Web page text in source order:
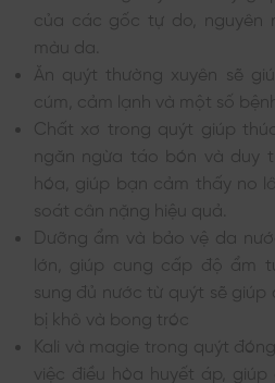
của các gốc tự do, nguyên
màu da.
Ăn quýt thường xuyên sẽ
cúm, cảm lạnh và một số
Chất xơ trong quýt giúp
ngăn ngừa táo bón và duy
hóa, giúp bạn cảm thấy no
soát cân nặng hiệu quả.
Dưỡng ẩm và bảo vệ da
lớn, giúp cung cấp độ ẩm
sung đủ nước từ quýt sẽ giúp
bị khô và bong tróc
Kali và magie trong quýt
việc điều hòa huyết áp,